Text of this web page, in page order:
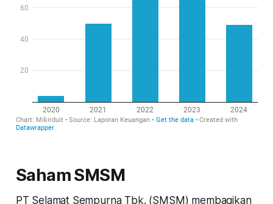
Saham SMSM
PT Selamat Sempurna Tbk. (SMSM) membagikan